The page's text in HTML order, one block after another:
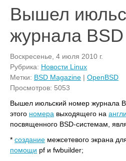
Вышел
журнала
Воскресенье, 4 июля 2010 г.
Рубрика: Новости Linux
Метки: BSD Magazine | OpenBSD
Просмотров: 5053
Вышел июльский номер журнала
этого номера выходящего на
посвященного BSD-системам,
* создание межсетевого экрана
помощи pf и fwbuilder;